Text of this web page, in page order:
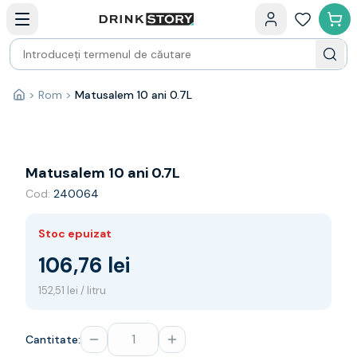
Bauturi fine — selectie
Produse Noi
Cosuri cadou
Pachete & Cadouri
Vin
Franta
Spania
Australia
Germania
Noua Zeelanda
Prosecco
Acasă
> Rom > Matusalem 10 ani 0.7L
Matusalem 10 ani 0.7L
Cod: 240064
Stoc epuizat
106,76 lei
152,51 lei / litru
Cantitate: